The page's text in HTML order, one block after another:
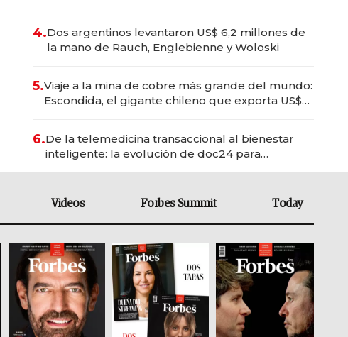
4.Dos argentinos levantaron US$ 6,2 millones de
la mano de Rauch, Englebienne y Woloski
5.Viaje a la mina de cobre más grande del mundo:
Escondida, el gigante chileno que exporta US$
6.De la telemedicina transaccional al bienestar
inteligente: la evolución de doc24 para
Videos Forbes Summit Today